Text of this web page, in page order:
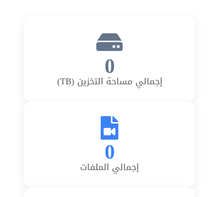
0
إجمالي مساحة التخزين (TB)
0
إجمالي الملفات